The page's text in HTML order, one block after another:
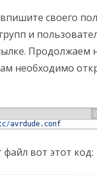
своего
и
Продолжаем
необходимо
/avrdude. conf
вот этот код: